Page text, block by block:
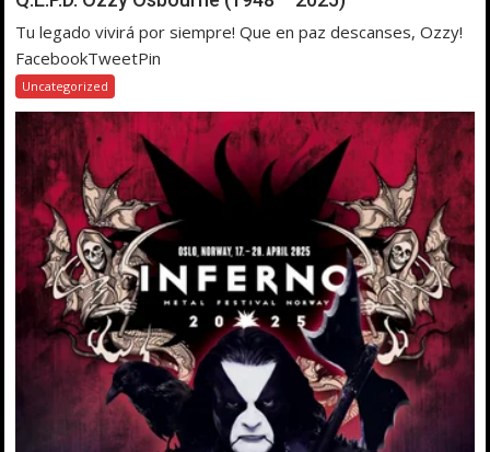
Tu legado vivirá por siempre! Que en paz descanses, Ozzy!
FacebookTweetPin
Uncategorized